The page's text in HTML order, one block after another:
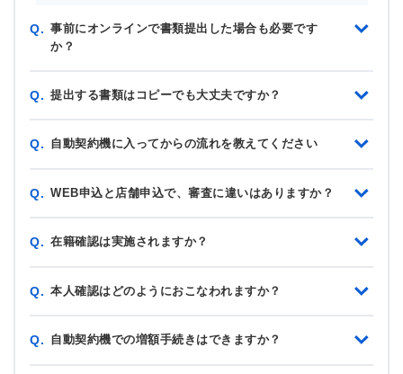
Q. 事前にオンラインで書類提出した場合も必要です
か？
Q. 提出する書類はコピーでも大丈夫ですか？
Q. 自動契約機に入ってからの流れを教えてください
Q. WEB申込と店舗申込で、審査に違いはありますか？
Q. 在籍確認は実施されますか？
Q. 本人確認はどのようにおこなわれますか？
Q. 自動契約機での増額手続きはできますか？